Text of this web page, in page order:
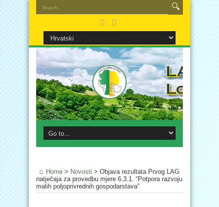
Home > Novosti > Objava rezultata Prvog LAG
natječaja za provedbu mjere 6.3.1. “Potpora razvoju
malih poljoprivrednih gospodarstava”